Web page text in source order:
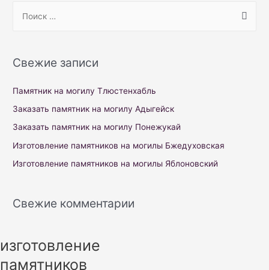
r
h
f
o
Свежие записи
Памятник на могилу Тлюстенхабль
Заказать памятник на могилу Адыгейск
Заказать памятник на могилу Понежукай
Изготовление памятников на могилы Бжедуховская
Изготовление памятников на могилы Яблоновский
Свежие комментарии
изготовление
памятников